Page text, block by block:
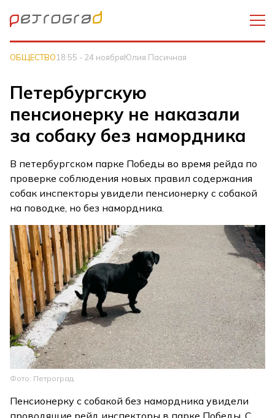
ОБЩЕСТВО18:55 - 24 ноябряЮлия Пасичная
Петербургскую
пенсионерку не наказали
за собаку без намордника
В петербургском парке Победы во время рейда по
проверке соблюдения новых правил содержания
собак инспекторы увидели пенсионерку с собакой
на поводке, но без намордника.
Фото: Петроград
Пенсионерку с собакой без намордника увидели
проводящие рейд инспекторы в парке Победы. С